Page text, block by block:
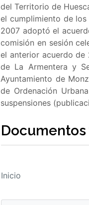
del Territorio de
el cumplimiento de
2007 adoptó el
comisión en sesión
el anterior acuerdo de
de La Armentera y
Ayuntamiento de
de Ordenación
suspensiones
Inicio